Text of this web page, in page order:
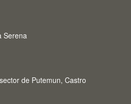
Serena
de Putemun, Castro